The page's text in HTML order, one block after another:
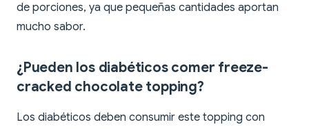
de porciones, ya que pequeñas cantidades aportan
mucho sabor.
¿Pueden los diabéticos comer freeze-
cracked chocolate topping?
Los diabéticos deben consumir este topping con